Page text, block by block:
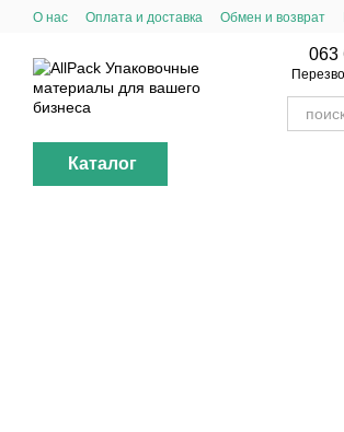
Перейти к основному контенту
О нас Оплата и доставка Обмен и возврат
063
Каталог